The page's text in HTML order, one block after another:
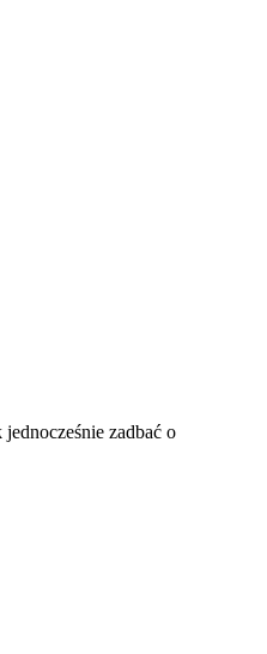
zadbać o